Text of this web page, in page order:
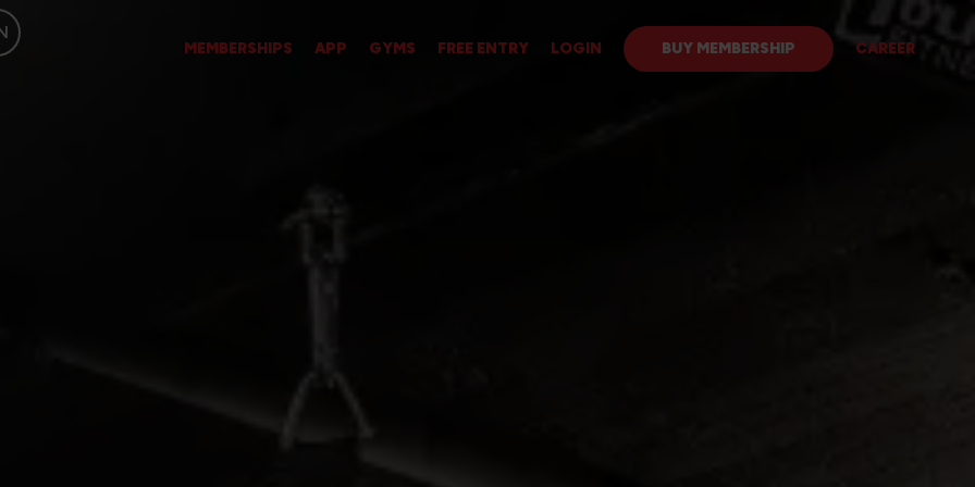
MEMBERSHIPS APP GYMS FREE ENTRY LOGIN BUY MEMBERSHIP CAREER